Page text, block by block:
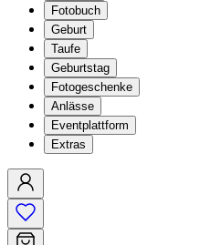
Fotobuch
Geburt
Taufe
Geburtstag
Fotogeschenke
Anlässe
Eventplattform
Extras